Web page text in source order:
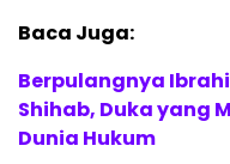
Baca Juga:
Berpulangnya
Shihab, Duka yang
Dunia Hukum